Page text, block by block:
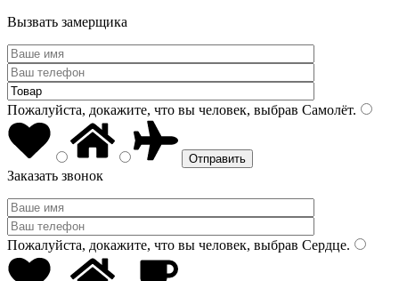
Вызвать замерщика
Пожалуйста, докажите, что вы человек, выбрав Самолёт.
Заказать звонок
Пожалуйста, докажите, что вы человек, выбрав Сердце.